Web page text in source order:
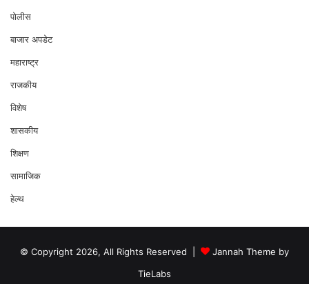
पोलीस
बाजार अपडेट
महाराष्ट्र
राजकीय
विशेष
शासकीय
शिक्षण
सामाजिक
हेल्थ
© Copyright 2026, All Rights Reserved |
Jannah Theme by
TieLabs